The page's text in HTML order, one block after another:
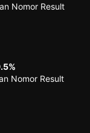
Nomor Result
Nomor Result